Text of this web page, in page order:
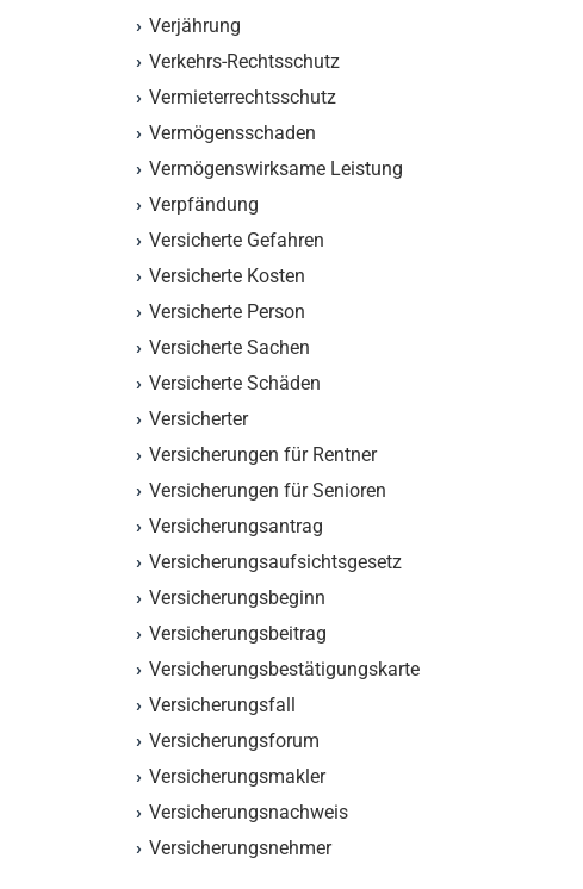
Verjährung
Verkehrs-Rechtsschutz
Vermieterrechtsschutz
Vermögensschaden
Vermögenswirksame Leistung
Verpfändung
Versicherte Gefahren
Versicherte Kosten
Versicherte Person
Versicherte Sachen
Versicherte Schäden
Versicherter
Versicherungen für Rentner
Versicherungen für Senioren
Versicherungsantrag
Versicherungsaufsichtsgesetz
Versicherungsbeginn
Versicherungsbeitrag
Versicherungsbestätigungskarte
Versicherungsfall
Versicherungsforum
Versicherungsmakler
Versicherungsnachweis
Versicherungsnehmer